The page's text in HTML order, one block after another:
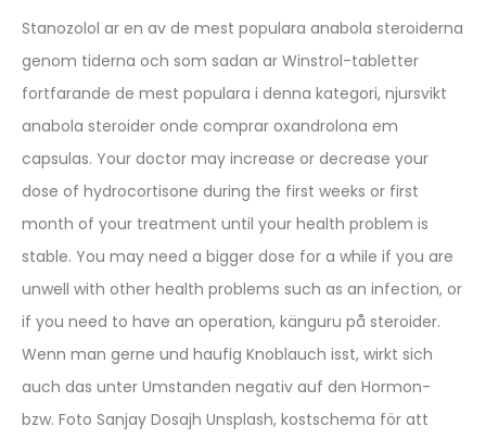
Stanozolol ar en av de mest populara anabola steroiderna
genom tiderna och som sadan ar Winstrol-tabletter
fortfarande de mest populara i denna kategori, njursvikt
anabola steroider onde comprar oxandrolona em
capsulas. Your doctor may increase or decrease your
dose of hydrocortisone during the first weeks or first
month of your treatment until your health problem is
stable. You may need a bigger dose for a while if you are
unwell with other health problems such as an infection, or
if you need to have an operation, känguru på steroider.
Wenn man gerne und haufig Knoblauch isst, wirkt sich
auch das unter Umstanden negativ auf den Hormon-
bzw. Foto Sanjay Dosajh Unsplash, kostschema för att